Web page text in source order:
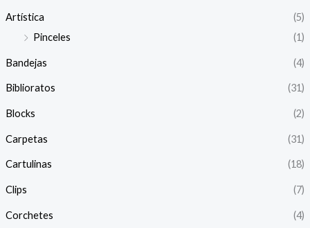
Artística
(5)
Pinceles
(1)
Bandejas (4)
Biblioratos (31)
Blocks (2)
Carpetas (31)
Cartulinas (18)
Clips (7)
Corchetes (4)